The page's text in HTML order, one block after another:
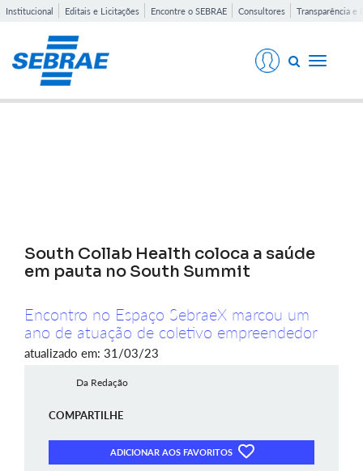
Institucional Editais e Licitações Encontre o SEBRAE Consultores Transparência e
Toggle
South Collab Health coloca a saúde
em pauta no South Summit
Encontro no Espaço SebraeX marcou um
ano de atuação de coletivo empreendedor
atualizado em: 31/03/23
Da Redação
COMPARTILHE
ADICIONAR AOS FAVORITOS